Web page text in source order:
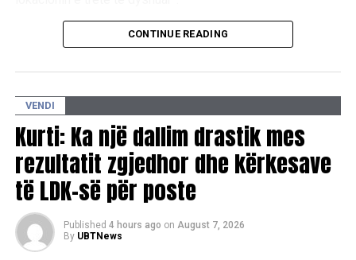
Aktualisht, autoritetet kompetente janë duke kryer
procedurat e nevojshme hetimore, në koordinim të plotë
ndërmjet Prokurorisë Speciale dhe Policisë së Kosovës,
dhe institucioneve të tjera kompetente, me qëllim
zbardhjes së të gjitha rrethanave”.
Policia e Kosovës dhe Prokuroria Speciale e Republikës
së Kosovës kanë rikonfirmuar përkushtimin e tyre për këtë
çështje.
CONTINUE READING
VENDI
Kurti: Ka një dallim drastik mes
rezultatit zgjedhor dhe kërkesave
të LDK-së për poste
Published 4 hours ago on August 7, 2026
By UBTNews